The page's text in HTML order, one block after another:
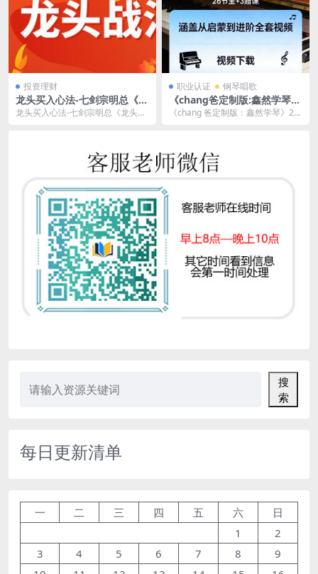
投资理财
龙头买入心法-七剑宗明总《龙
头战法》三期
龙头买入心法-七剑宗明总《龙头战
职业认证 钢琴唱歌
《chang爸定制版:鑫然学琴》
26节全+3赠课,涵盖从启蒙到
进阶全套视频下载
《chang 爸定制版：鑫然学琴》26
搜
索
每日更新清单
一 二 三 四 五 六
日
1
2
3
4 5 6 7 8
9